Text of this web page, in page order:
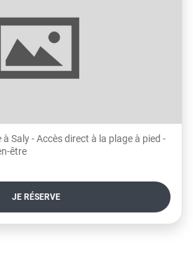
à Saly - Accès direct à la plage à pied -
être
JE RÉSERVE